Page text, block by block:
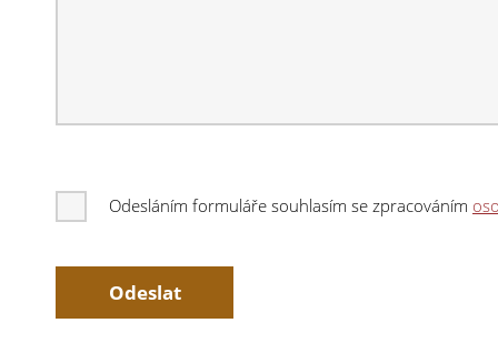
Odesláním formuláře souhlasím se zpracováním